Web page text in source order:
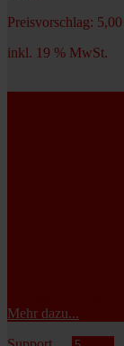
Preisvorschlag: 5,00
inkl. 19 % MwSt.
Mehr dazu...